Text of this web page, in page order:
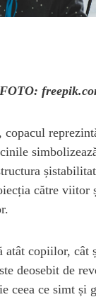
către viitor
atât copiilor, cât
deosebit de
ceea ce simt și